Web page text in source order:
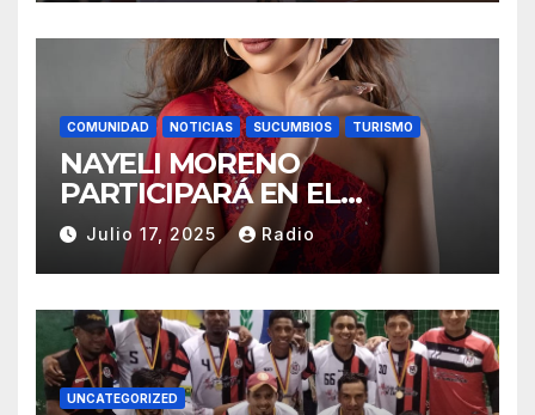
COMUNIDAD NOTICIAS SUCUMBIOS TURISMO
NAYELI MORENO
PARTICIPARÁ EN EL
REINADO NACIONAL DEL
CAFÉ LA TOQUILLA 2025 EN
REPRESENTACIÓN DE
SUCUMBÍOS
Julio 17, 2025 Radio
UNCATEGORIZED